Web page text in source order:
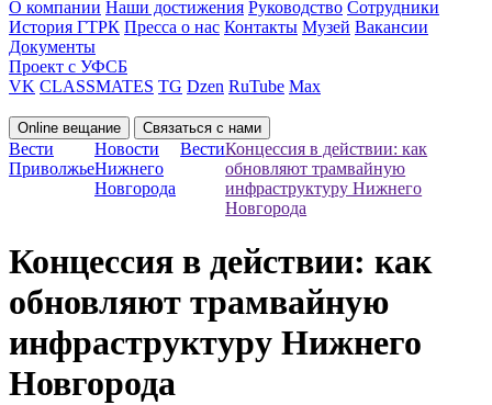
О компании Наши достижения Руководство Сотрудники
История ГТРК Пресса о нас Контакты Музей Вакансии
Документы
Проект с УФСБ
VK CLASSMATES TG Dzen RuTube Max
Online вещание Связаться с нами
Вести
Приволжье
Новости
Нижнего
Новгорода
ВестиКонцессия в действии: как
обновляют трамвайную
инфраструктуру Нижнего
Новгорода
Концессия в действии: как
обновляют трамвайную
инфраструктуру Нижнего
Новгорода